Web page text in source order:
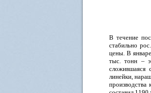
В течение
стабильно
цены. В
тыс. тонн –
сложившаяся
линейки,
производства